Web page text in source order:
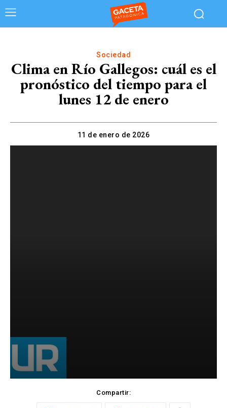
Sociedad
Clima en Río Gallegos: cuál es el
pronóstico del tiempo para el
lunes 12 de enero
11 de enero de 2026
Compartir: